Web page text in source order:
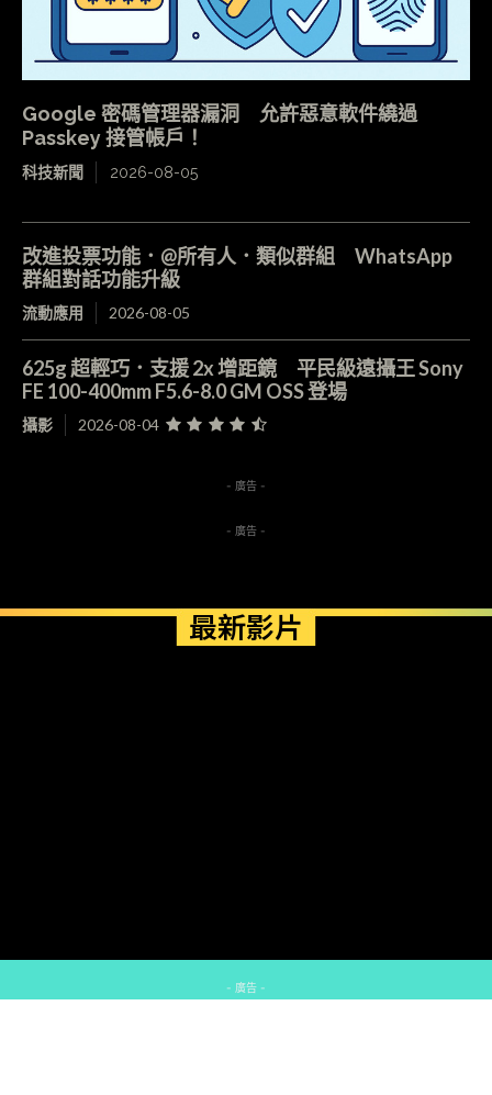
Google 密碼管理器漏洞 允許惡意軟件繞過
Passkey 接管帳戶！
科技新聞 2026-08-05
改進投票功能．@所有人．類似群組 WhatsApp
群組對話功能升級
流動應用 2026-08-05
625g 超輕巧．支援 2x 增距鏡 平民級遠攝王 Sony
FE 100-400mm F5.6-8.0 GM OSS 登場
攝影 2026-08-04
- 廣告 -
- 廣告 -
最新影片
- 廣告 -